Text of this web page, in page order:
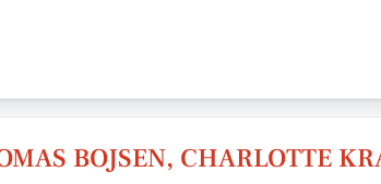
BOJSEN, CHARLOTTE